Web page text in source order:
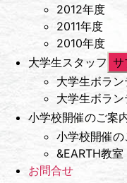
2012年度
2011年度
2010年度
大学生スタッフ サ
大学生ボラ
大学生ボラ
小学校開催のご案
小学校開催の
&EARTH教
お問合せ